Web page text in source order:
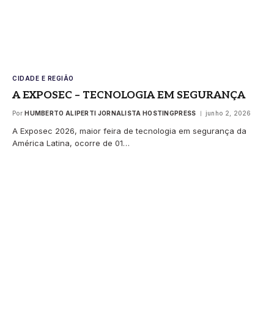
CIDADE E REGIÃO
A EXPOSEC – TECNOLOGIA EM SEGURANÇA
Por HUMBERTO ALIPERTI JORNALISTA HOSTINGPRESS junho 2, 2026
A Exposec 2026, maior feira de tecnologia em segurança da
América Latina, ocorre de 01…